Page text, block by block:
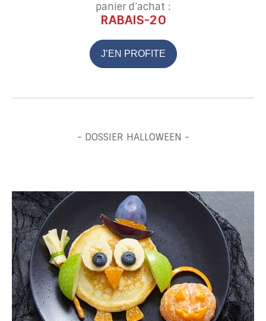
panier d’achat :
RABAIS-20
J’EN PROFITE
- DOSSIER HALLOWEEN -